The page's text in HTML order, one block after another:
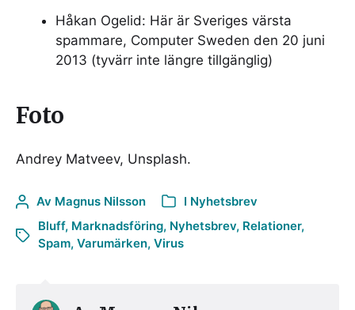
Håkan Ogelid: Här är Sveriges värsta
spammare, Computer Sweden den 20 juni
2013 (tyvärr inte längre tillgänglig)
Foto
Andrey Matveev, Unsplash.
Av Magnus Nilsson I Nyhetsbrev
Bluff, Marknadsföring, Nyhetsbrev, Relationer,
Spam, Varumärken, Virus